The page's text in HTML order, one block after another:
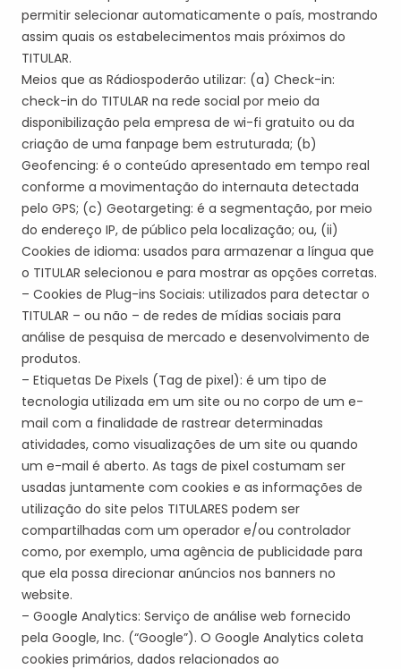
permitir selecionar automaticamente o país, mostrando
assim quais os estabelecimentos mais próximos do
TITULAR.
Meios que as Rádiospoderão utilizar: (a) Check-in:
check-in do TITULAR na rede social por meio da
disponibilização pela empresa de wi-fi gratuito ou da
criação de uma fanpage bem estruturada; (b)
Geofencing: é o conteúdo apresentado em tempo real
conforme a movimentação do internauta detectada
pelo GPS; (c) Geotargeting: é a segmentação, por meio
do endereço IP, de público pela localização; ou, (ii)
Cookies de idioma: usados para armazenar a língua que
o TITULAR selecionou e para mostrar as opções corretas.
– Cookies de Plug-ins Sociais: utilizados para detectar o
TITULAR – ou não – de redes de mídias sociais para
análise de pesquisa de mercado e desenvolvimento de
produtos.
– Etiquetas De Pixels (Tag de pixel): é um tipo de
tecnologia utilizada em um site ou no corpo de um e-
mail com a finalidade de rastrear determinadas
atividades, como visualizações de um site ou quando
um e-mail é aberto. As tags de pixel costumam ser
usadas juntamente com cookies e as informações de
utilização do site pelos TITULARES podem ser
compartilhadas com um operador e/ou controlador
como, por exemplo, uma agência de publicidade para
que ela possa direcionar anúncios nos banners no
website.
– Google Analytics: Serviço de análise web fornecido
pela Google, Inc. (“Google”). O Google Analytics coleta
cookies primários, dados relacionados ao